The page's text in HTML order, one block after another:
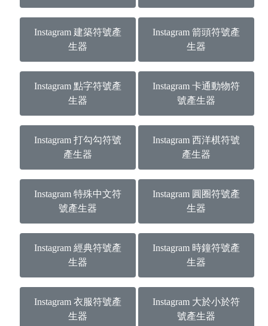
Instagram 建築符號產
生器
Instagram 箭頭符號產
生器
Instagram 點字符號產
生器
Instagram 卡通動物符
號產生器
Instagram 打勾勾符號
產生器
Instagram 西洋棋符號
產生器
Instagram 特殊中文符
號產生器
Instagram 圓圈符號產
生器
Instagram 經典符號產
生器
Instagram 時鐘符號產
生器
Instagram 衣服符號產
生器
Instagram 大於小於符
號產生器